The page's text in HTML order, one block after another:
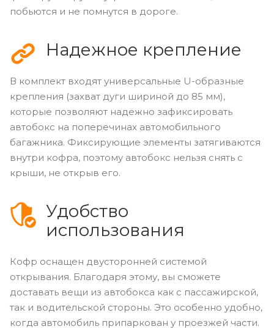
побьются и не помнутся в дороге.
Надежное крепление
В комплект входят универсальные U-образные
крепления (захват дуги шириной до 85 мм),
которые позволяют надежно зафиксировать
автобокс на поперечинах автомобильного
багажника. Фиксирующие элементы затягиваются
внутри кофра, поэтому автобокс нельзя снять с
крыши, не открыв его.
Удобство
использования
Кофр оснащен двусторонней системой
открывания. Благодаря этому, вы сможете
доставать вещи из автобокса как с пассажирской,
так и водительской стороны. Это особенно удобно,
когда автомобиль припаркован у проезжей части.